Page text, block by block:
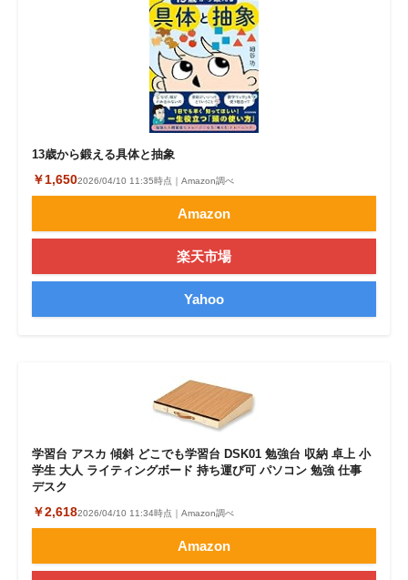
13歳から鍛える具体と抽象
￥1,6502026/04/10 11:35時点｜Amazon調べ
Amazon
楽天市場
Yahoo
学習台 アスカ 傾斜 どこでも学習台 DSK01 勉強台 収納 卓上 小
学生 大人 ライティングボード 持ち運び可 パソコン 勉強 仕事
デスク
￥2,6182026/04/10 11:34時点｜Amazon調べ
Amazon